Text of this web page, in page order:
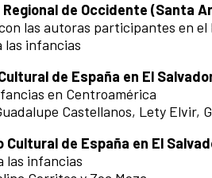
de Occidente (Santa
las autoras participantes en
las infancias
de España en El
en Centroamérica
Castellanos, Lety Elvir,
Cultural de España en El
las infancias